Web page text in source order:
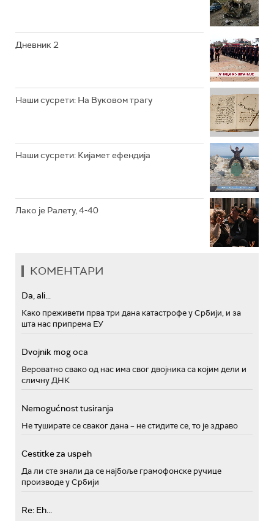
Дневник 2
Наши сусрети: На Вуковом трагу
Наши сусрети: Кијамет ефендија
Лако је Ралету, 4-40
КОМЕНТАРИ
Da, ali...
Како преживети прва три дана катастрофе у Србији, и за
шта нас припрема ЕУ
Dvojnik mog oca
Вероватно свако од нас има свог двојника са којим дели и
сличну ДНК
Nemogućnost tusiranja
Не туширате се сваког дана – не стидите се, то је здраво
Cestitke za uspeh
Да ли сте знали да се најбоље грамофонске ручице
производе у Србији
Re: Eh...